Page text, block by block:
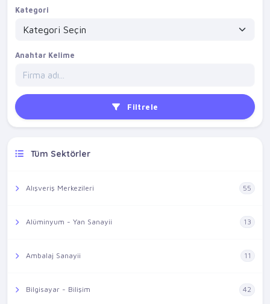
Kategori
Anahtar Kelime
Filtrele
Tüm Sektörler
Alışveriş Merkezileri 55
Alüminyum - Yan Sanayii 13
Ambalaj Sanayii 11
Bilgisayar - Bilişim 42